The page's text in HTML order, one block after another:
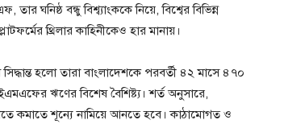
বন্ধু বিশ্ব্যাংককে নিয়ে, বিশ্বের বিভিন্ন
থ্রিলার কাহিনীকেও হার মানায়।
হলো তারা বাংলাদেশকে পরবর্তী ৪২ মাসে ৪৭০
ঋণের বিশেষ বৈশিষ্ট্য। শর্ত অনুসারে,
কমাতে শূন্যে নামিয়ে আনতে হবে। কাঠামোগত ও